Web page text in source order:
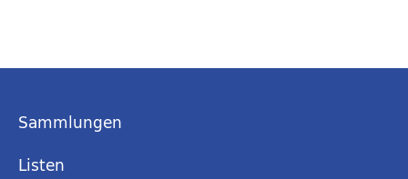
Sammlungen
Listen